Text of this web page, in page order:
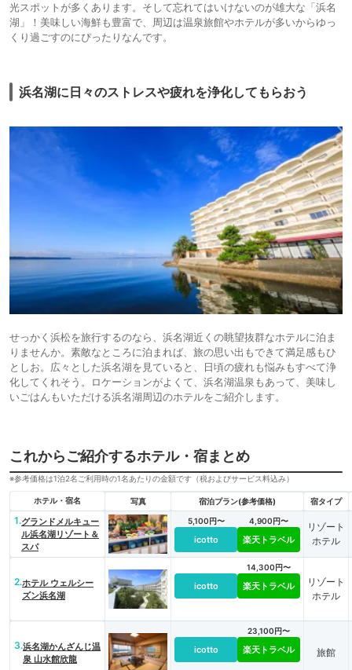
光スポットが多くあります。そして忘れてはいけないのが雄大な「浜名
湖」！美味しい海鮮も豊富で、周辺は温泉旅館やホテルが多いからゆっ
くり過ごすのにぴったりなんです。
浜名湖に日々のストレスや疲れを浄化してもらおう
せっかく浜松を旅行するのなら、浜名湖近くの眺望抜群なホテルに泊ま
りませんか。素敵なところに泊まれば、旅の思い出もできて満足感もひ
としお。広々とした浜名湖を見ていると、日頃の疲れも悩みもすべて浄
化してくれそう。ロケーションがよくて、浜名湖温泉もあって、美味し
いごはんもいただける浜名湖周辺のホテルをご紹介します。
これからご紹介するホテル・宿まとめ
※参考価格は1泊2名ご利用時の1名あたりの金額です（税およびサービス料込み）
ホテル・宿名 写真 宿泊プラン(参考価格) 宿タイプ
1.グランドメルキュー
ル浜名湖リゾート＆
スパ
5,100円〜
icotto
4,900円〜
楽天トラベル
リゾート
ホテル
2.ホテル ウェルシー
ズン浜名湖
icotto
14,300円〜
楽天トラベル
リゾート
ホテル
3.浜名湖かんざんじ温
泉 山水館欣龍
icotto
23,100円〜
楽天トラベル 旅館